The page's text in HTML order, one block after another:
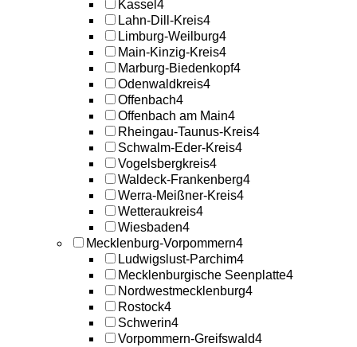
Kassel 4
Lahn-Dill-Kreis4
Limburg-Weilburg4
Main-Kinzig-Kreis4
Marburg-Biedenkopf4
Odenwaldkreis4
Offenbach4
Offenbach am Main4
Rheingau-Taunus-Kreis4
Schwalm-Eder-Kreis4
Vogelsbergkreis4
Waldeck-Frankenberg4
Werra-Meißner-Kreis4
Wetteraukreis4
Wiesbaden4
Mecklenburg-Vorpommern4
Ludwigslust-Parchim4
Mecklenburgische Seenplatte4
Nordwestmecklenburg4
Rostock4
Schwerin4
Vorpommern-Greifswald4